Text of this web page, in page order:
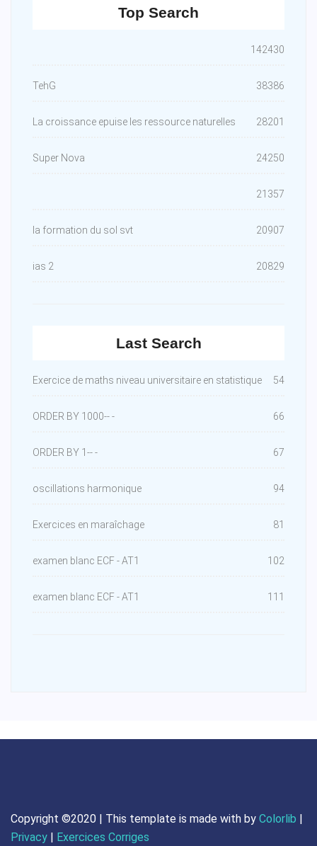
Top Search
142430
TehG 38386
La croissance epuise les ressource naturelles 28201
Super Nova 24250
21357
la formation du sol svt 20907
ias 2 20829
Last Search
Exercice de maths niveau universitaire en statistique 54
ORDER BY 1000-- - 66
ORDER BY 1-- - 67
oscillations harmonique 94
Exercices en maraîchage 81
examen blanc ECF - AT1 102
examen blanc ECF - AT1 111
Copyright ©2020 | This template is made with by Colorlib |
Privacy | Exercices Corriges